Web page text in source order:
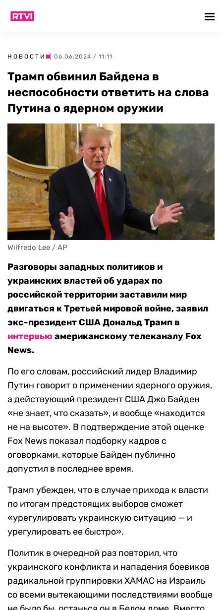
НОВОСТИ | 06.06.2024 / 11:11
Трамп обвинил Байдена в
неспособности ответить на слова
Путина о ядерном оружии
Wilfredo Lee / AP
Разговоры западных политиков и
украинских властей об ударах по
российской территории заставили мир
двигаться к Третьей мировой войне, заявил
экс-президент США Дональд Трамп в
интервью американскому телеканалу Fox
News.
По его словам, российский лидер Владимир
Путин говорит о применении ядерного оружия,
а действующий президент США Джо Байден
«не знает, что сказать», и вообще «находится
не на высоте». В подтверждение этой оценке
Fox News показал подборку кадров с
оговорками, которые Байден публично
допустил в последнее время.
Трамп убежден, что в случае прихода к власти
по итогам предстоящих выборов сможет
«урегулировать украинскую ситуацию — и
урегулировать ее быстро».
Политик в очередной раз повторил, что
украинского конфликта и нападения боевиков
радикальной группировки ХАМАС на Израиль
со всеми вытекающими последствиями вообще